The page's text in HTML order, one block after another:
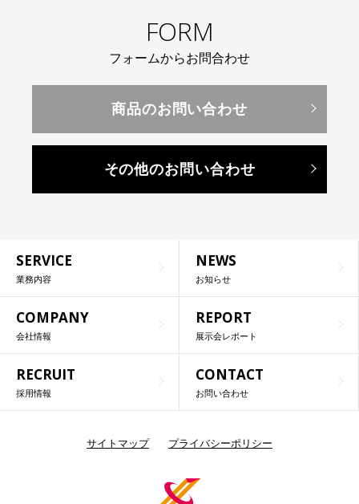
FORM
フォームからお問合わせ
商品のお問い合わせ
その他のお問い合わせ
SERVICE
業務内容
NEWS
お知らせ
COMPANY
会社情報
REPORT
展示会レポート
RECRUIT
採用情報
CONTACT
お問い合わせ
サイトマップ プライバシーポリシー